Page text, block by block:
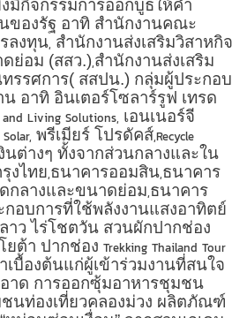
มีกิจกรรมการออกบูธให้คำ
ของรัฐ อาทิ สำนักงานคณะ
ลงทุน, สำนักงานส่งเสริมวิสาหกิจ
ย่อม (สสว.),สำนักงานส่งเสริม
รรศการ( สสปน.) กลุ่มผู้ประกอบ
อาทิ อินเตอร์โซลาร์รูฟ เทรด
and Living Solutions, เอนเนอร์จี
Solar,พรีเมียร์ โปรดัคส์,Recycle
นต่างๆ ทั้งจากส่วนกลางและใน
งไทย,ธนาคารออมสิน,ธนาคาร
ลางและขนาดย่อม,ธนาคาร
กอบการที่ใช้พลังงานแสงอาทิตย์
าว ไร่โชตวัน สวนผักปากช่อง
ยต้า ปากช่องTrekking Thailand Tour
เบื้องต้นแก่ผู้เข้าร่วมงานที่สนใจ
าด การออกซุ้มอาหารชุมชน
นท่องเที่ยวคลองม่วง ผลิตภัณฑ์